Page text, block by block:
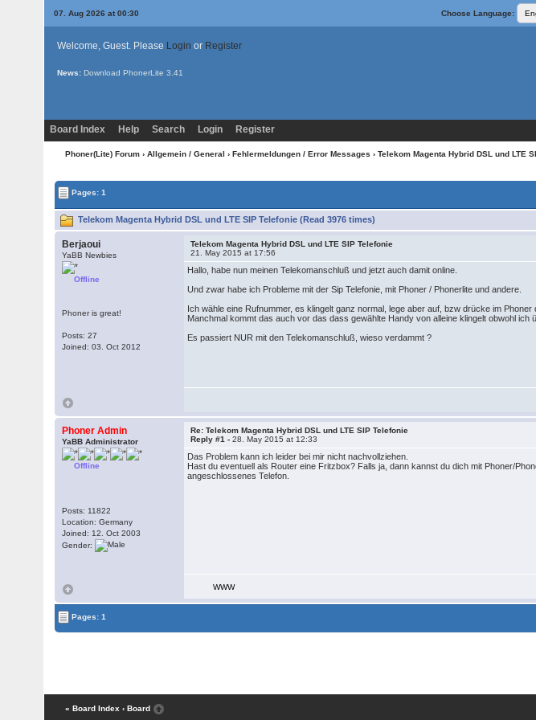
07. Aug 2026 at 00:30 Choose Language:
Welcome, Guest. Please Login or Register
News: Download PhonerLite 3.41
Board Index Help Search Login Register
Phoner(Lite) Forum › Allgemein / General › Fehlermeldungen / Error Messages › Telekom Magenta Hybrid DSL und LTE
Pages: 1
Telekom Magenta Hybrid DSL und LTE SIP Telefonie (Read 3976 times)
Berjaoui
YaBB Newbies
Offline
Phoner is great!
Posts: 27
Joined: 03. Oct 2012
Telekom Magenta Hybrid DSL und LTE SIP Telefonie
21. May 2015 at 17:56
Hallo, habe nun meinen Telekomanschluß und jetzt auch damit online.
Und zwar habe ich Probleme mit der Sip Telefonie, mit Phoner / Phonerlite und andere.
Ich wähle eine Rufnummer, es klingelt ganz normal, lege aber auf, bzw drücke im Phoner
Manchmal kommt das auch vor das dass gewählte Handy von alleine klingelt obwohl ich
Es passiert NUR mit den Telekomanschluß, wieso verdammt ?
Phoner Admin
YaBB Administrator
Offline
Posts: 11822
Location: Germany
Joined: 12. Oct 2003
Gender:
Re: Telekom Magenta Hybrid DSL und LTE SIP Telefonie
Reply #1 -28. May 2015 at 12:33
Das Problem kann ich leider bei mir nicht nachvollziehen.
Hast du eventuell als Router eine Fritzbox? Falls ja, dann kannst du dich mit Phoner/
angeschlossenes Telefon.
WWW
Pages: 1
« Board Index ‹ Board